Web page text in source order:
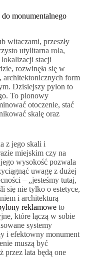
monumentalnego
witaczami, przeszły
utylitarna rola,
stacji
rozwinęła się w
form
Dzisiejszy pylon to
To pionowy
otoczenie, stać
skalę oraz
z jego skali i
miejskim czy na
wysokość pozwala
uwagę z dużej
– „jesteśmy tutaj,
się nie tylko o estetyce,
i architekturą
reklamowe to
które łączą w sobie
systemy
i efektowny monument
muszą być
przez lata będą one